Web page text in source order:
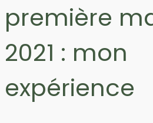
première
2021 : mon
expérience